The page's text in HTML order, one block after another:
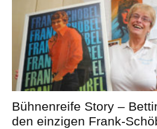
Bühnenreife Story –
den einzigen Frank-